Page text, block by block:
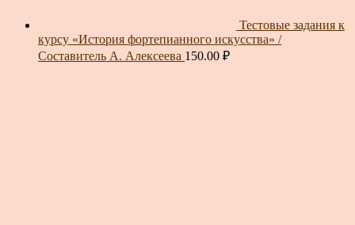
Тестовые задания к
курсу «История фортепианного искусства» /
Составитель А. Алексеева 150.00 ₽